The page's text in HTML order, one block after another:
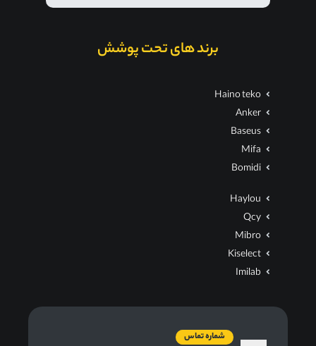
برند های تحت پوشش
Haino teko
Anker
Baseus
Mifa
Bomidi
Haylou
Qcy
Mibro
Kiselect
Imilab
شماره تماس